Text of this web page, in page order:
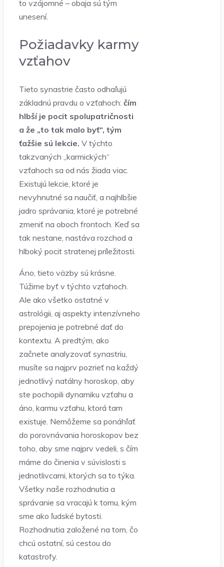
to vzájomné – obaja sú tým
unesení.
Požiadavky karmy
vzťahov
Tieto synastrie často odhaľujú
základnú pravdu o vzťahoch: čím
hlbší je pocit spolupatričnosti
a že „to tak malo byť“, tým
ťažšie sú lekcie. V týchto
takzvaných „karmických“
vzťahoch sa od nás žiada viac.
Existujú lekcie, ktoré je
nevyhnutné sa naučiť, a najhlbšie
jadro správania, ktoré je potrebné
zmeniť na oboch frontoch. Keď sa
tak nestane, nastáva rozchod a
hlboký pocit stratenej príležitosti.
Áno, tieto väzby sú krásne.
Túžime byť v týchto vzťahoch.
Ale ako všetko ostatné v
astrológii, aj aspekty intenzívneho
prepojenia je potrebné dať do
kontextu. A predtým, ako
začnete analyzovať synastriu,
musíte sa najprv pozrieť na každý
jednotlivý natálny horoskop, aby
ste pochopili dynamiku vzťahu a
áno, karmu vzťahu, ktorá tam
existuje. Nemôžeme sa ponáhľať
do porovnávania horoskopov bez
toho, aby sme najprv vedeli, s čím
máme do činenia v súvislosti s
jednotlivcami, ktorých sa to týka.
Všetky naše rozhodnutia a
správanie sa vracajú k tomu, kým
sme ako ľudské bytosti.
Rozhodnutia založené na tom, čo
chcú ostatní, sú cestou do
katastrofy.